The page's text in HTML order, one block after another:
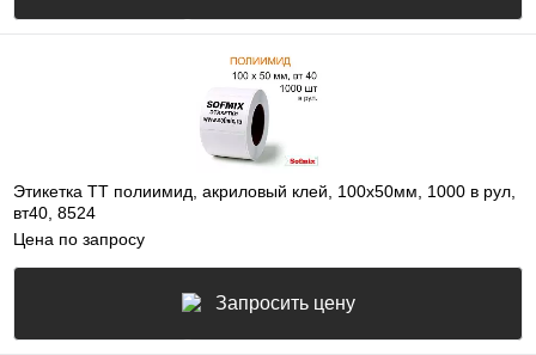
Этикетка ТТ полиимид, акриловый клей, 100х50мм, 1000 в рул,
вт40, 8524
Цена по запросу
Запросить цену